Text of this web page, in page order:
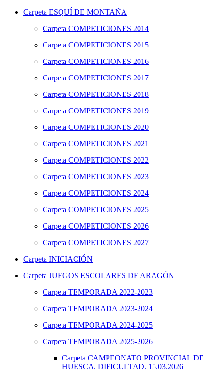
Carpeta ESQUÍ DE MONTAÑA
Carpeta COMPETICIONES 2014
Carpeta COMPETICIONES 2015
Carpeta COMPETICIONES 2016
Carpeta COMPETICIONES 2017
Carpeta COMPETICIONES 2018
Carpeta COMPETICIONES 2019
Carpeta COMPETICIONES 2020
Carpeta COMPETICIONES 2021
Carpeta COMPETICIONES 2022
Carpeta COMPETICIONES 2023
Carpeta COMPETICIONES 2024
Carpeta COMPETICIONES 2025
Carpeta COMPETICIONES 2026
Carpeta COMPETICIONES 2027
Carpeta INICIACIÓN
Carpeta JUEGOS ESCOLARES DE ARAGÓN
Carpeta TEMPORADA 2022-2023
Carpeta TEMPORADA 2023-2024
Carpeta TEMPORADA 2024-2025
Carpeta TEMPORADA 2025-2026
Carpeta CAMPEONATO PROVINCIAL DE
HUESCA. DIFICULTAD. 15.03.2026